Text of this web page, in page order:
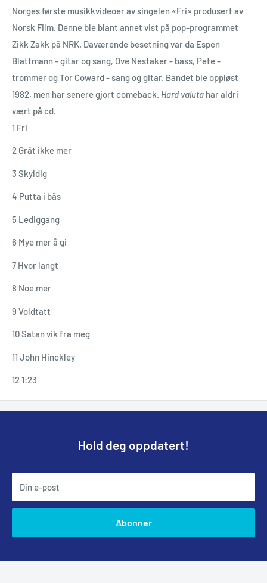
Norges første musikkvideoer av singelen «Fri» produsert av
Norsk Film. Denne ble blant annet vist på pop-programmet
Zikk Zakk på NRK. Daværende besetning var da Espen
Blattmann - gitar og sang, Ove Nestaker - bass, Pete -
trommer og Tor Coward - sang og gitar. Bandet ble oppløst
1982, men har senere gjort comeback. Hard valuta har aldri
vært på cd.
1 Fri
2 Gråt ikke mer
3 Skyldig
4 Putta i bås
5 Lediggang
6 Mye mer å gi
7 Hvor langt
8 Noe mer
9 Voldtatt
10 Satan vik fra meg
11 John Hinckley
12 1:23
Hold deg oppdatert!
Din e-post
Abonner